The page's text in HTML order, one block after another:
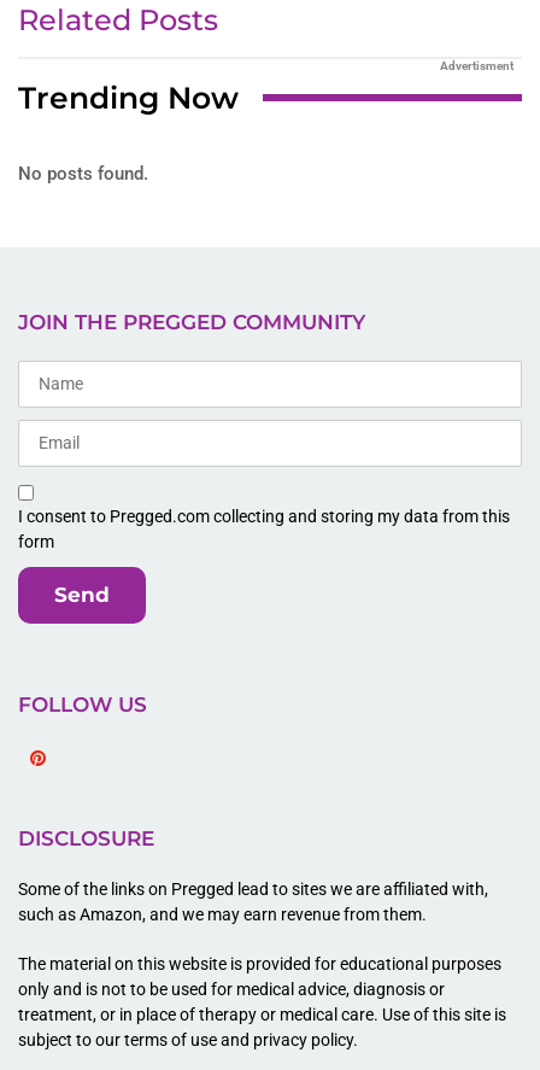
Related Posts
Advertisment
Trending Now
No posts found.
JOIN THE PREGGED COMMUNITY
I consent to Pregged.com collecting and storing my data from this
form
Send
FOLLOW US
DISCLOSURE
Some of the links on Pregged lead to sites we are affiliated with,
such as Amazon, and we may earn revenue from them.
The material on this website is provided for educational purposes
only and is not to be used for medical advice, diagnosis or
treatment, or in place of therapy or medical care. Use of this site is
subject to our terms of use and privacy policy.